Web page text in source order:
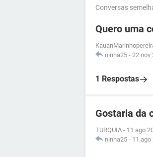
Conversas
Quero uma
ninha25 - 22 nov
1 Respostas
Gostaria da
TURQUIA - 11 ago
ninha25 - 11 ago